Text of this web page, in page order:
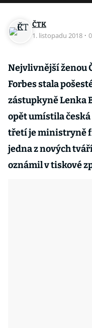
ČTK
1. listopadu 2018 ·
Nejvlivnější ženou
Forbes stala
zástupkyně Lenka
opět umístila
třetí je ministryně
jedna z nových
oznámil v tiskové